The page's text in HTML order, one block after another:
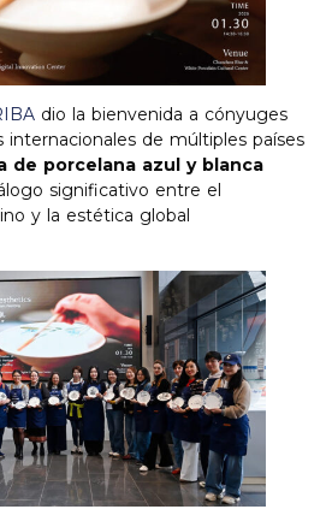
dio la bienvenida a cónyuges
de múltiples países
de porcelana azul y blanca
significativo entre el
y la estética global